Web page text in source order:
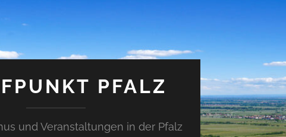
PFALZ
und Veranstaltungen in der Pfalz